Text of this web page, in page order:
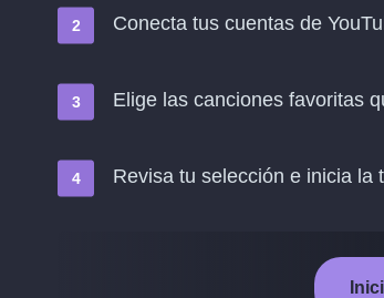
Conecta tus cuentas de
Elige las canciones favoritas
Revisa tu selección e inicia la